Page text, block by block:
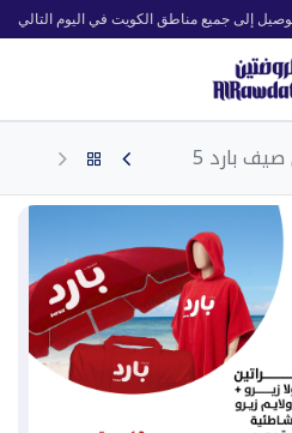
إلى جميع مناطق الكويت في اليوم التالي
بارد 5